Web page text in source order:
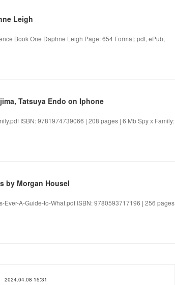
Leigh
Book One Daphne Leigh Page: 654 Format: pdf, ePub,
Tatsuya Endo on Iphone
ISBN: 9781974739066 | 208 pages | 6 Mb Spy x Family:
by Morgan Housel
A-Guide-to-What.pdf ISBN: 9780593717196 | 256 pages
2024.04.08 15:31